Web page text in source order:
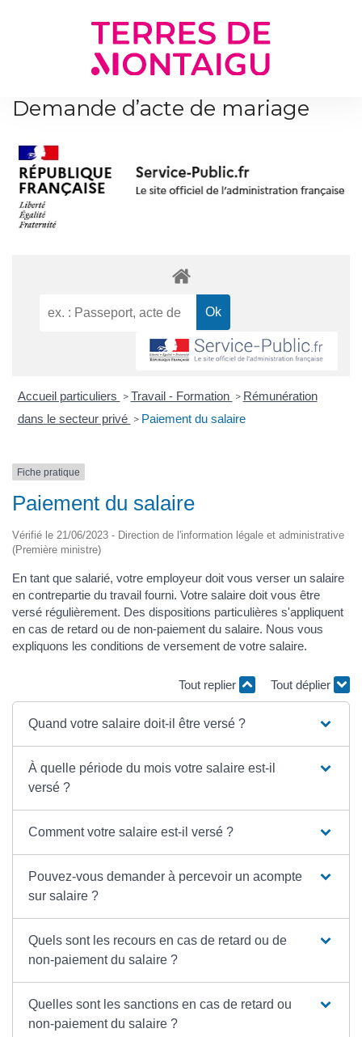
Demande d’acte de mariage
Accueil particuliers > Travail - Formation > Rémunération
dans le secteur privé > Paiement du salaire
Fiche pratique
Paiement du salaire
Vérifié le 21/06/2023 - Direction de l'information légale et administrative
(Première ministre)
En tant que salarié, votre employeur doit vous verser un salaire
en contrepartie du travail fourni. Votre salaire doit vous être
versé régulièrement. Des dispositions particulières s'appliquent
en cas de retard ou de non-paiement du salaire. Nous vous
expliquons les conditions de versement de votre salaire.
Tout replier Tout déplier
Quand votre salaire doit-il être versé ?
À quelle période du mois votre salaire est-il
versé ?
Comment votre salaire est-il versé ?
Pouvez-vous demander à percevoir un acompte
sur salaire ?
Quels sont les recours en cas de retard ou de
non-paiement du salaire ?
Quelles sont les sanctions en cas de retard ou
non-paiement du salaire ?